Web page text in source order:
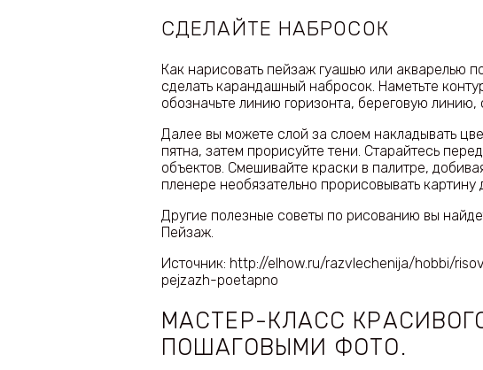
СДЕЛАЙТЕ НАБРОСОК
Как нарисовать пейзаж гуашью или акварелью
сделать карандашный набросок. Наметьте
обозначьте линию горизонта, береговую линию,
Далее вы можете слой за слоем накладывать
пятна, затем прорисуйте тени. Старайтесь
объектов. Смешивайте краски в палитре,
пленере необязательно прорисовывать картину
Другие полезные советы по рисованию вы
Пейзаж.
Источник: http://elhow.ru/razvlechenija/hobbi/
pejzazh-poetapno
МАСТЕР-КЛАСС
ПОШАГОВЫМИ ФОТО.